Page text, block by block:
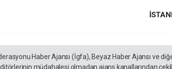
Haber Ajansı (İgfa), Beyaz Haber Ajansı ve
müdahalesi olmadan ajans kanallarından